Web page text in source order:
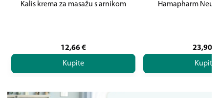
Kalis krema za masažu s arnikom
12,66€
Kupite
Hamapharm
23,90
Kupite